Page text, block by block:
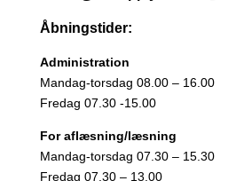
Åbningstider:
Administration
Mandag-torsdag 08.00 – 16.00
Fredag 07.30 -15.00
For aflæsning/læsning
Mandag-torsdag 07.30 – 15.30
Fredag 07.30 – 13.00